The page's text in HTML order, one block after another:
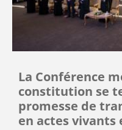
La Conférence
constitution se
promesse de
en actes vivants